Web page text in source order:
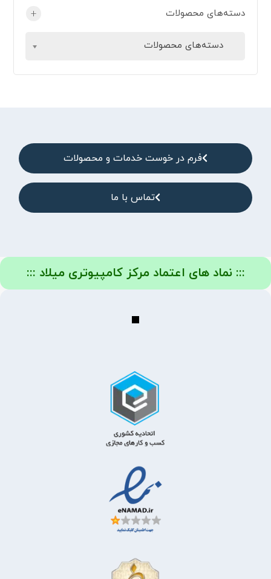
دسته‌های محصولات +
دسته‌های محصولات
فرم در خوست خدمات و محصولات
تماس با ما
::: نماد های اعتماد مرکز کامپیوتری میلاد :::